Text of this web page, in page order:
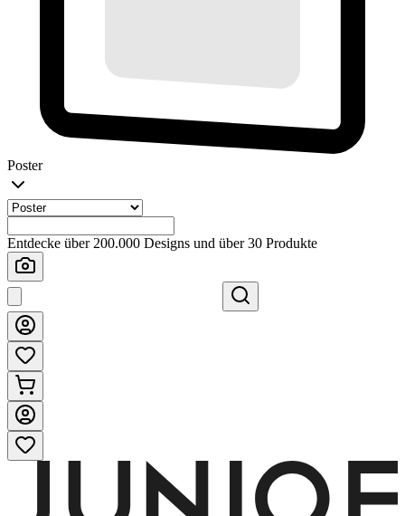
Poster
Entdecke über 200.000 Designs und über 30 Produkte